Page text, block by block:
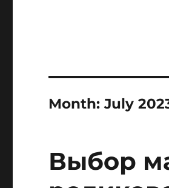
Month:July
Выбор